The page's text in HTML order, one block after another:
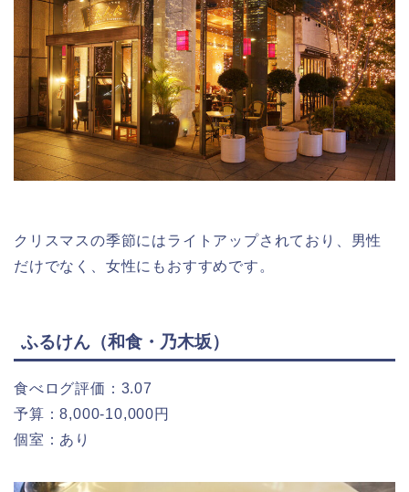
クリスマスの季節にはライトアップされており、男性
だけでなく、女性にもおすすめです。
ふるけん（和食・乃木坂）
食べログ評価：3.07
予算：8,000-10,000円
個室：あり